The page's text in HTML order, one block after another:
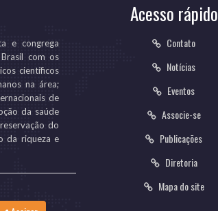
e congrega
com os
científicos
na área;
de
da saúde
do
da riqueza e
Acesso rápido
Contato
Notícias
Eventos
Associe-se
Publicações
Diretoria
Mapa do site